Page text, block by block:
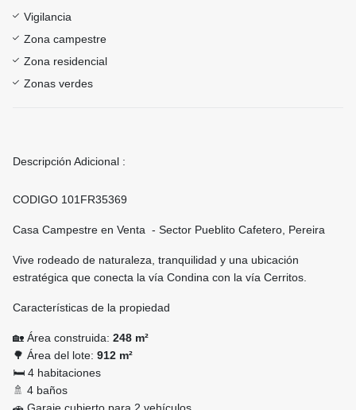
Vigilancia
Zona campestre
Zona residencial
Zonas verdes
Descripción Adicional :
CODIGO 101FR35369
Casa Campestre en Venta - Sector Pueblito Cafetero, Pereira
Vive rodeado de naturaleza, tranquilidad y una ubicación
estratégica que conecta la vía Condina con la vía Cerritos.
Características de la propiedad
🏡 Área construida: 248 m²
🌳 Área del lote: 912 m²
🛏️ 4 habitaciones
🚿 4 baños